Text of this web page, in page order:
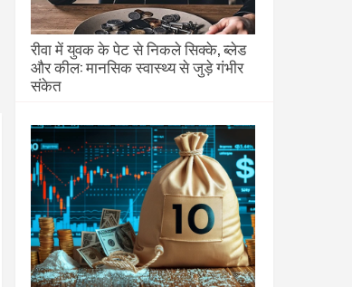
रीवा में युवक के पेट से निकले सिक्के, ब्लेड
और कील: मानसिक स्वास्थ्य से जुड़े गंभीर
संकेत